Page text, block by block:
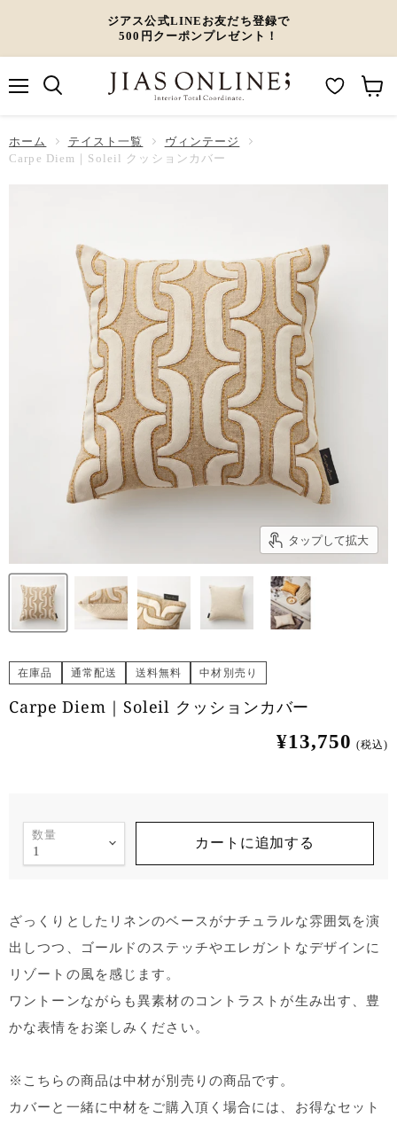
ジアス公式LINEお友だち登録で
500円クーポンプレゼント！
ー
l
を
ホーム テイスト一覧
ヴィンテージ
Carpe Diem｜Soleil クッションカバー
タップして拡大
在庫品 通常配送 送料無料 中材別売り
Carpe Diem｜Soleil クッションカバー
¥13,750 (税込)
数量 カートに追加する
ざっくりとしたリネンのベースがナチュラルな雰囲気を演
出しつつ、ゴールドのステッチやエレガントなデザインに
リゾートの風を感じます。
ワントーンながらも異素材のコントラストが生み出す、豊
かな表情をお楽しみください。
※こちらの商品は中材が別売りの商品です。
カバーと一緒に中材をご購入頂く場合には、お得なセット